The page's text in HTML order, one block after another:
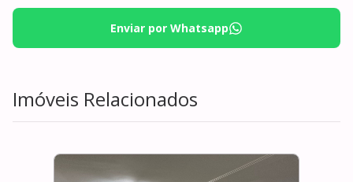
Enviar por Whatsapp
Imóveis Relacionados